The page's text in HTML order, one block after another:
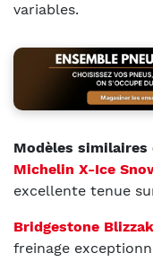
variables.
Modèles similaires
Michelin X-Ice
excellente tenue
Bridgestone
freinage